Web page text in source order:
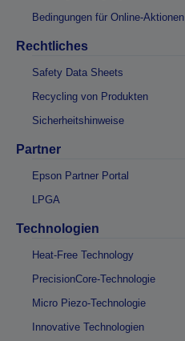
Bedingungen für Online-Aktionen
Rechtliches
Safety Data Sheets
Recycling von Produkten
Sicherheitshinweise
Partner
Epson Partner Portal
LPGA
Technologien
Heat-Free Technology
PrecisionCore-Technologie
Micro Piezo-Technologie
Innovative Technologien